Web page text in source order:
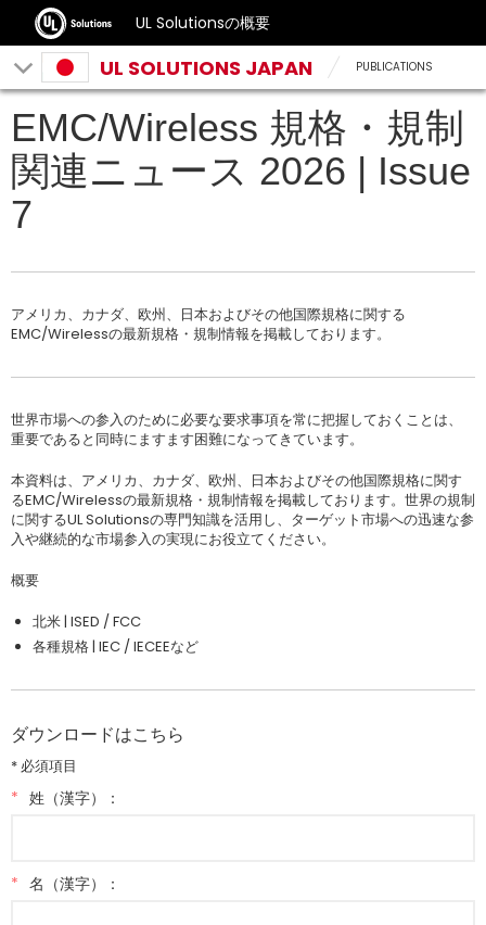
UL Solutionsの概要
UL SOLUTIONS JAPAN PUBLICATIONS
EMC/Wireless 規格・規制
関連ニュース 2026 | Issue
7
アメリカ、カナダ、欧州、日本およびその他国際規格に関する
EMC/Wirelessの最新規格・規制情報を掲載しております。
世界市場への参入のために必要な要求事項を常に把握しておくことは、
重要であると同時にますます困難になってきています。
本資料は、アメリカ、カナダ、欧州、日本およびその他国際規格に関す
るEMC/Wirelessの最新規格・規制情報を掲載しております。世界の規制
に関するUL Solutionsの専門知識を活用し、ターゲット市場への迅速な参
入や継続的な市場参入の実現にお役立てください。
概要
北米 | ISED / FCC
各種規格 | IEC / IECEEなど
ダウンロードはこちら
* 必須項目
* 姓（漢字）：
* 名（漢字）：